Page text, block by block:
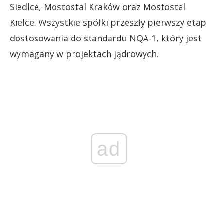
Siedlce, Mostostal Kraków oraz Mostostal
Kielce. Wszystkie spółki przeszły pierwszy etap
dostosowania do standardu NQA-1, który jest
wymagany w projektach jądrowych.
ad